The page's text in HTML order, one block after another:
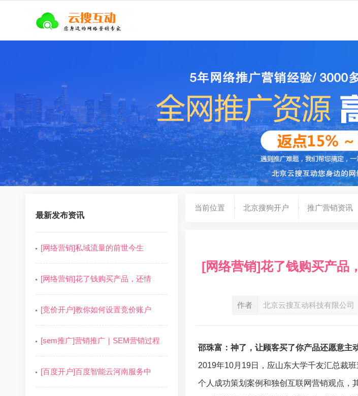
最新发布资讯
[网络营销]私域流量的前世今生
[网络营销]花了钱购买产品，还情
[竞价开户]教你如何设置竞价账户
[sem推广]营销推广｜SEM营销过程
[百度开户]百度智能云河南服务中
当前位置 北京搜狗开户 推广营销资讯
[网络营销]花了钱购买产品
作者 北京云搜互动科技有限公司
邵珠富：神了，让顾客买了你产品还愿意主
2019年10月19日，应山东大学千友汇总裁
个人成功策划案例和独创互联网营销观点，